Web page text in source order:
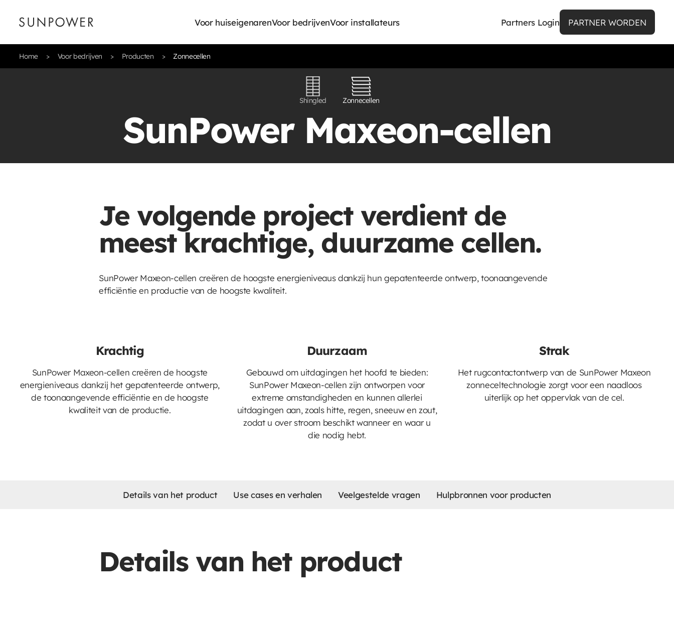
Voor huiseigenarenVoor bedrijvenVoor installateurs Partners Login PARTNER WORDEN
Home Voor bedrijven Producten Zonnecellen
Shingled Zonnecellen
SunPower Maxeon-cellen
Je volgende project verdient de
meest krachtige, duurzame cellen.
SunPower Maxeon-cellen creëren de hoogste energieniveaus dankzij hun gepatenteerde ontwerp, toonaangevende
efficiëntie en productie van de hoogste kwaliteit.
Krachtig
SunPower Maxeon-cellen creëren de hoogste
energieniveaus dankzij het gepatenteerde ontwerp,
de toonaangevende efficiëntie en de hoogste
kwaliteit van de productie.
Duurzaam
Gebouwd om uitdagingen het hoofd te bieden:
SunPower Maxeon-cellen zijn ontworpen voor
extreme omstandigheden en kunnen allerlei
uitdagingen aan, zoals hitte, regen, sneeuw en zout,
zodat u over stroom beschikt wanneer en waar u
die nodig hebt.
Strak
Het rugcontactontwerp van de SunPower Maxeon
zonneceltechnologie zorgt voor een naadloos
uiterlijk op het oppervlak van de cel.
Details van het product Use cases en verhalen Veelgestelde vragen Hulpbronnen voor producten
Details van het product